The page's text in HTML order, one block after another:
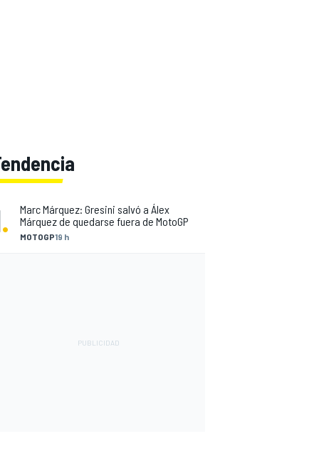
. MOTOGP19 h
Marc Márquez: Gresini salvó a Álex
Márquez de quedarse fuera de MotoGP